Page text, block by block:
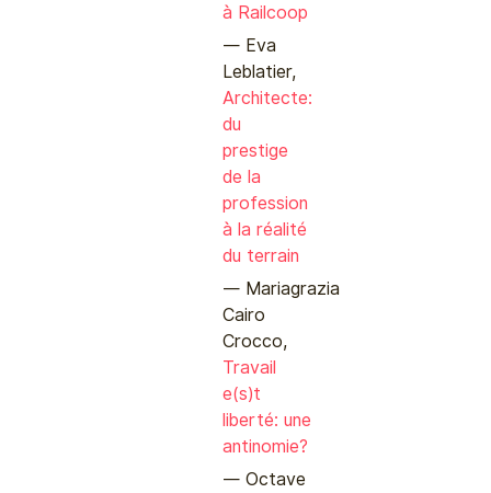
à Railcoop
Eva
Leblatier,
Architecte:
du
prestige
de la
profession
à la réalité
du terrain
Mariagrazia
Cairo
Crocco,
Travail
e(s)t
liberté: une
antinomie?
Octave